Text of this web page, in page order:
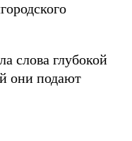
слова глубокой
они подают